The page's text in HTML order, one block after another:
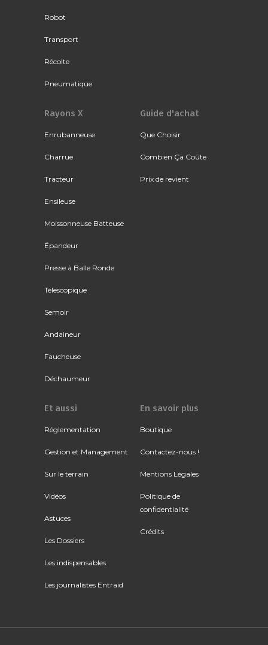
Robot
Transport
Récolte
Pneumatique
Rayons X
Enrubanneuse
Charrue
Tracteur
Ensileuse
Moissonneuse Batteuse
Épandeur
Presse à Balle Ronde
Télescopique
Semoir
Andaineur
Faucheuse
Déchaumeur
Guide d'achat
Que Choisir
Combien Ça Coûte
Prix de revient
Et aussi
Réglementation
Gestion et Management
Sur le terrain
Vidéos
Astuces
Les Dossiers
Les indispensables
Les journalistes Entraid
En savoir plus
Boutique
Contactez-nous !
Mentions Légales
Politique de
confidentialité
Crédits